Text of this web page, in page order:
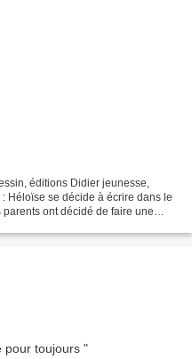
éditions Didier jeunesse,
Héloïse se décide à écrire dans le
ont décidé de faire une